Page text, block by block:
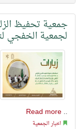
جمعية تحفيظ
لجمعية الخفجي
..
Read more
اخبار الجمعية